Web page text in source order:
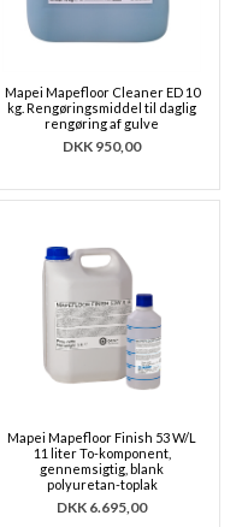
Mapei Mapefloor Cleaner ED 10
kg. Rengøringsmiddel til daglig
rengøring af gulve
DKK 950,00
Mapei Mapefloor Finish 53 W/L
11 liter To-komponent,
gennemsigtig, blank
polyuretan-toplak
DKK 6.695,00